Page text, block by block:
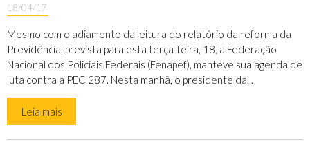
18/04/17
Mesmo com o adiamento da leitura do relatório da reforma da
Previdência, prevista para esta terça-feira, 18, a Federação
Nacional dos Policiais Federais (Fenapef), manteve sua agenda de
luta contra a PEC 287. Nesta manhã, o presidente da...
Leia mais